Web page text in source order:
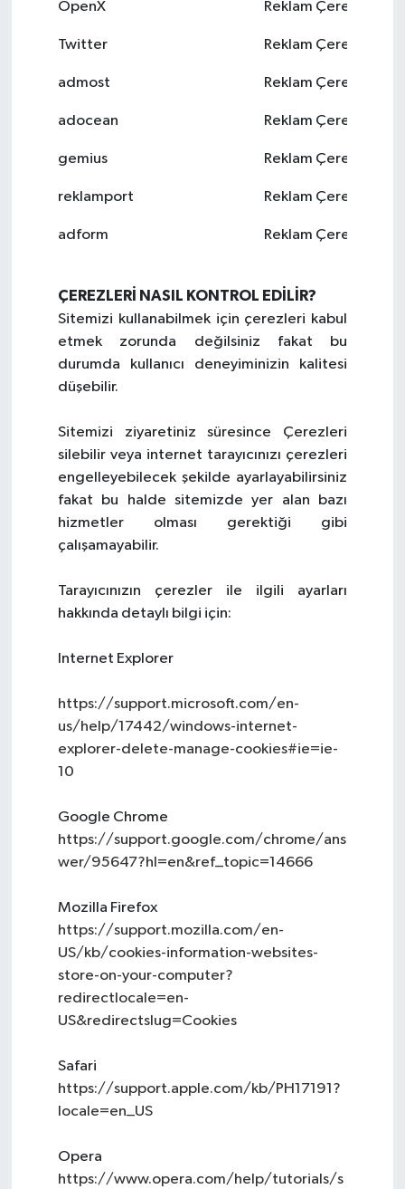
OpenX Reklam Çerezi
Twitter Reklam Çerezi
admost Reklam Çerezi
adocean Reklam Çerezi
gemius Reklam Çerezi
reklamport Reklam Çerezi
adform Reklam Çerezi
ÇEREZLERİ NASIL KONTROL EDİLİR?
Sitemizi kullanabilmek için çerezleri kabul
etmek zorunda değilsiniz fakat bu
durumda kullanıcı deneyiminizin kalitesi
düşebilir.
Sitemizi ziyaretiniz süresince Çerezleri
silebilir veya internet tarayıcınızı çerezleri
engelleyebilecek şekilde ayarlayabilirsiniz
fakat bu halde sitemizde yer alan bazı
hizmetler olması gerektiği gibi
çalışamayabilir.
Tarayıcınızın çerezler ile ilgili ayarları
hakkında detaylı bilgi için:
Internet Explorer
https://support.microsoft.com/en-
us/help/17442/windows-internet-
explorer-delete-manage-cookies#ie=ie-
10
Google Chrome
https://support.google.com/chrome/ans
wer/95647?hl=en&ref_topic=14666
Mozilla Firefox
https://support.mozilla.com/en-
US/kb/cookies-information-websites-
store-on-your-computer?
redirectlocale=en-
US&redirectslug=Cookies
Safari
https://support.apple.com/kb/PH17191?
locale=en_US
Opera
https://www.opera.com/help/tutorials/s